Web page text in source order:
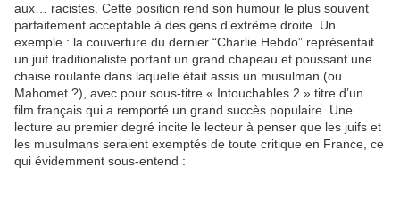
aux… racistes. Cette position rend son humour le plus souvent
parfaitement acceptable à des gens d’extrême droite. Un
exemple : la couverture du dernier “Charlie Hebdo” représentait
un juif traditionaliste portant un grand chapeau et poussant une
chaise roulante dans laquelle était assis un musulman (ou
Mahomet ?), avec pour sous-titre « Intouchables 2 » titre d’un
film français qui a remporté un grand succès populaire. Une
lecture au premier degré incite le lecteur à penser que les juifs et
les musulmans seraient exemptés de toute critique en France, ce
qui évidemment sous-entend :